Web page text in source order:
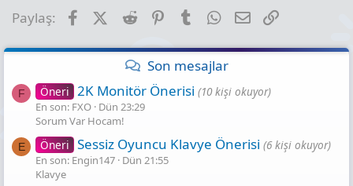
Paylaş: FacebookX (Twitter)
Reddit PinterestTumblr WhatsApp
E-posta
Son mesajlar
F Öneri 2K Monitör Önerisi (10 kişi okuyor)
En son: FXO Dün 23:29
Sorum Var Hocam!
E Öneri Sessiz Oyuncu Klavye Önerisi (6 kişi okuyor)
En son: Engin147 Dün 21:55
Klavye